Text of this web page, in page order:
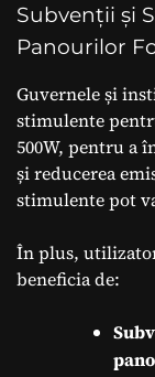
Subvenții și
Panourilor
Guvernele și
stimulente
500W, pentru a
și reducerea
stimulente pot
În plus,
beneficia de: